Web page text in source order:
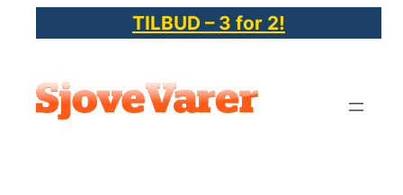
indhold
TILBUD – 3 for 2!